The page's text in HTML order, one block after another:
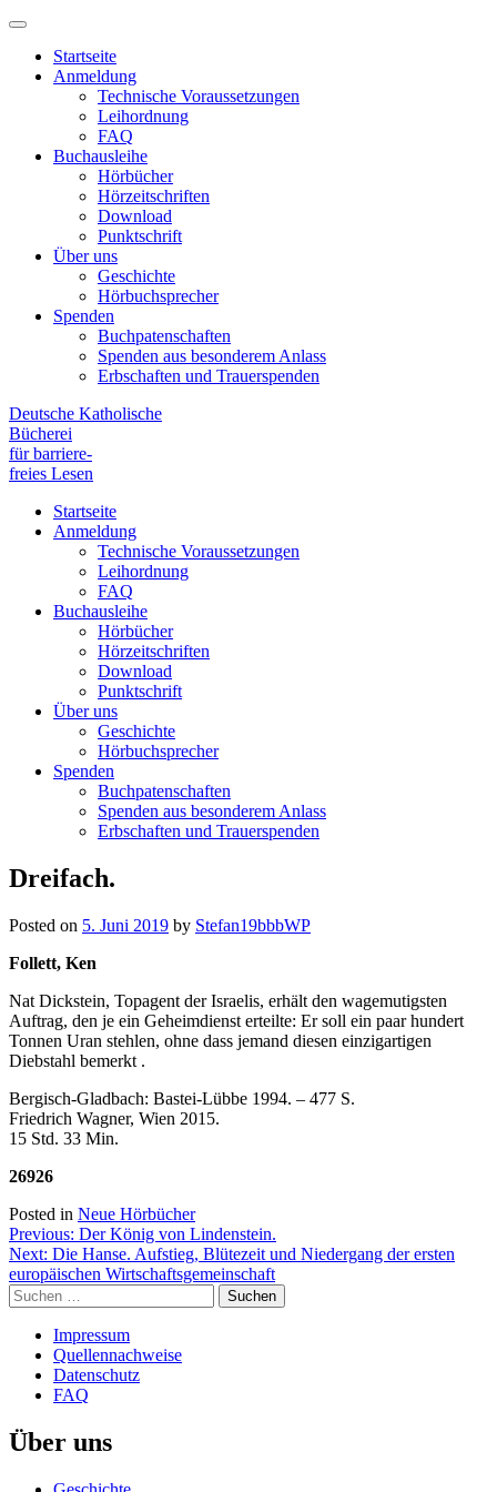
Hauptmenü
Primary
Startseite
Anmeldung
Technische Voraussetzungen
Leihordnung
FAQ
Buchausleihe
Hörbücher
Hörzeitschriften
Download
Punktschrift
Über uns
Geschichte
Hörbuchsprecher
Spenden
Buchpatenschaften
Spenden aus besonderem Anlass
Erbschaften und Trauerspenden
Deutsche Katholische
Bücherei
für barriere-
freies Lesen
Deutsche
barriere+SBR+freies
Lesen
Kostenloser
Verleih
Büchern
Punktdruck
Hörbuch
im
Format
Blinde
hochgradig
Sehgeschädigte
Startseite
Anmeldung
Technische Voraussetzungen
Leihordnung
FAQ
Buchausleihe
Hörbücher
Hörzeitschriften
Download
Punktschrift
Über uns
Geschichte
Hörbuchsprecher
Spenden
Buchpatenschaften
Spenden aus besonderem Anlass
Erbschaften und Trauerspenden
Skip
to
Dreifach.
Posted on 5. Juni 2019 by Stefan19bbbWP
Follett, Ken
Nat Dickstein, Topagent der Israelis, erhält den wagemutigsten
Auftrag, den je ein Geheimdienst erteilte: Er soll ein paar hundert
Tonnen Uran stehlen, ohne dass jemand diesen einzigartigen
Diebstahl bemerkt .
Bergisch-Gladbach: Bastei-Lübbe 1994. – 477 S.
Friedrich Wagner, Wien 2015.
15 Std. 33 Min.
26926
Posted in Neue Hörbücher
Beitragsnavigation
Previous: Der König von Lindenstein.
Next: Die Hanse. Aufstieg, Blütezeit und Niedergang der ersten
europäischen Wirtschaftsgemeinschaft
Suchen
nach:
Impressum
Quellennachweise
Datenschutz
FAQ
Über uns